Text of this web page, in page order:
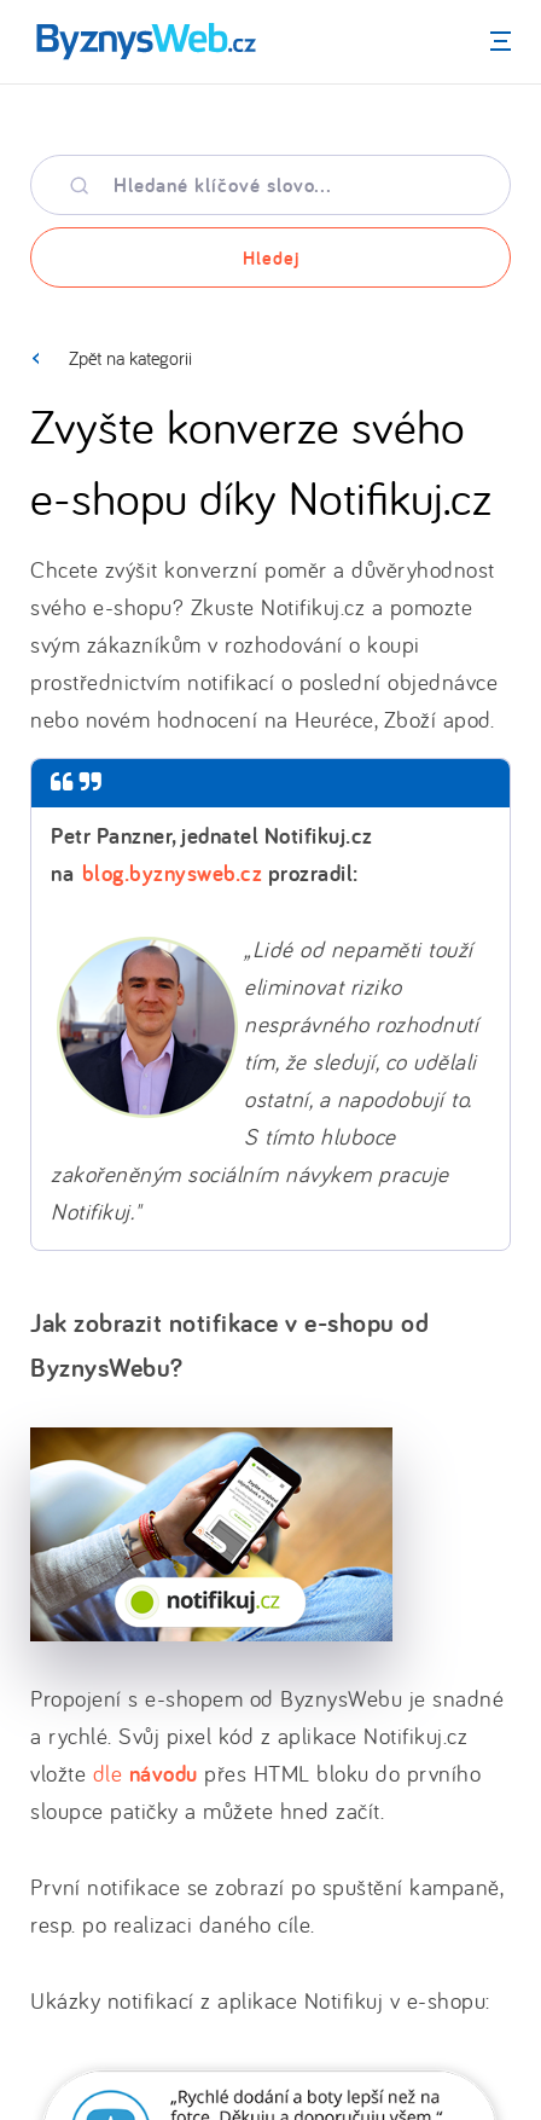
Menu
Hledané
klíčové
slovo
Hledej
Zpět na kategorii
Zvyšte konverze svého
e-shopu díky Notifikuj.cz
Chcete zvýšit konverzní poměr a důvěryhodnost
svého e-shopu? Zkuste Notifikuj.cz a pomozte
svým zákazníkům v rozhodování o koupi
prostřednictvím notifikací o poslední objednávce
nebo novém hodnocení na Heuréce, Zboží apod.
Petr Panzner, jednatel Notifikuj.cz
na blog.byznysweb.cz prozradil:
„Lidé od nepaměti touží
eliminovat riziko
nesprávného rozhodnutí
tím, že sledují, co udělali
ostatní, a napodobují to.
S tímto hluboce
zakořeněným sociálním návykem pracuje
Notifikuj."
Jak zobrazit notifikace v e-shopu od
ByznysWebu?
Propojení s e-shopem od ByznysWebu je snadné
a rychlé. Svůj pixel kód z aplikace Notifikuj.cz
vložte dle návodu přes HTML bloku do prvního
sloupce patičky a můžete hned začít.
První notifikace se zobrazí po spuštění kampaně,
resp. po realizaci daného cíle.
Ukázky notifikací z aplikace Notifikuj v e-shopu: